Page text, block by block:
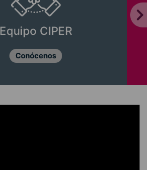
Equipo CIPER
Conócenos